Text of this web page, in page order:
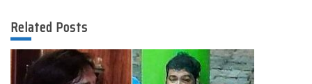
Related Posts